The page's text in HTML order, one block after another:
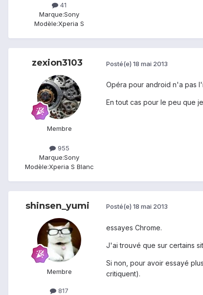
41
Marque:Sony
Modèle:Xperia S
zexion3103
Membre
955
Marque:Sony
Modèle:Xperia S Blanc
Posté(e) 18 mai 2013
Opéra pour android n'a pas
En tout cas pour le peu que
shinsen_yumi
Membre
817
Posté(e) 18 mai 2013
essayes Chrome.
J'ai trouvé que sur certains
Si non, pour avoir essayé
critiquent).